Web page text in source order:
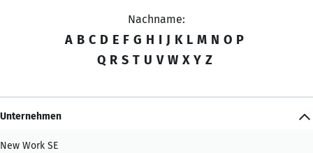
Nachname:
A B C D E F G H I J K L M N O P
Q R S T U V W X Y Z
Unternehmen
New Work SE